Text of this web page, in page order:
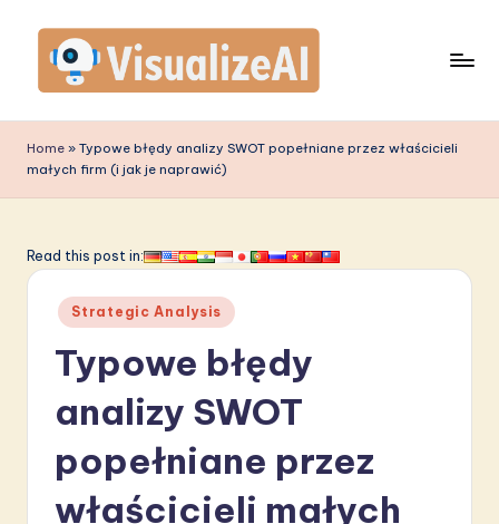
content
is
u
li
Home » Typowe błędy analizy SWOT popełniane przez właścicieli
małych firm (i jak je naprawić)
Read this post in:
Posted
in
Strategic Analysis
Typowe błędy
analizy SWOT
popełniane przez
właścicieli małych